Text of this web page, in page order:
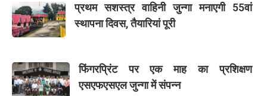
प्रथम सशस्त्र वाहिनी जुन्गा मनाएगी 55वां
स्थापना दिवस, तैयारियां पूरी
फिंगरप्रिंट पर एक माह का प्रशिक्षण
एसएफएसएल जुन्गा में संपन्न